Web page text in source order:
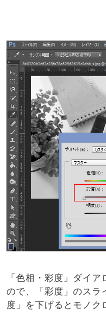
「色相・彩度」ダイ
ので、「彩度」のスラ
度」を下げるとモノク